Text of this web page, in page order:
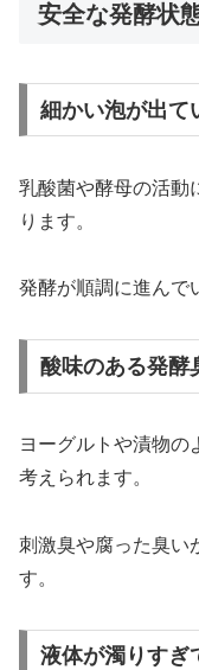
安全な発酵状
細かい泡が出て
乳酸菌や酵母の活動
ります。
発酵が順調に進んで
酸味のある発酵
ヨーグルトや漬物の
考えられます。
刺激臭や腐った臭い
す。
液体が濁りすぎ